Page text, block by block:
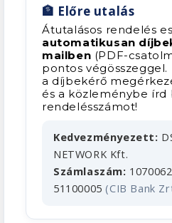
🏦 Előre utalás
Átutalásos rendelés
automatikusan
mailben (PDF-
pontos végösszeggel.
a díjbekérő
és a közleménybe írd
rendelésszámot!
Kedvezményezett:
NETWORK Kft.
Számlaszám:
51100005(CIB Bank